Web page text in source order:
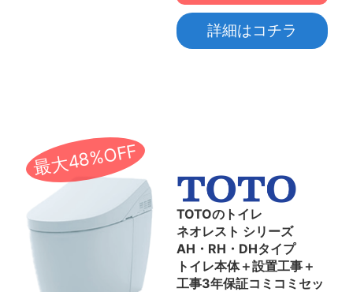
詳細はコチラ
最大48%OFF
TOTOのトイレ
ネオレスト シリーズ
AH・RH・DHタイプ
トイレ本体＋設置工事＋
工事3年保証コミコミセッ